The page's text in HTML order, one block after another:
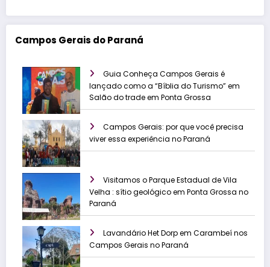
Campos Gerais do Paraná
Guia Conheça Campos Gerais é
lançado como a “Bíblia do Turismo” em
Salão do trade em Ponta Grossa
Campos Gerais: por que você precisa
viver essa experiência no Paraná
Visitamos o Parque Estadual de Vila
Velha : sítio geológico em Ponta Grossa no
Paraná
Lavandário Het Dorp em Carambeí nos
Campos Gerais no Paraná